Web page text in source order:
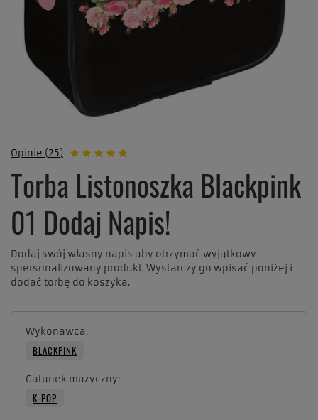
Opinie (25)
Torba Listonoszka Blackpink
01 Dodaj Napis!
Dodaj swój własny napis aby otrzymać wyjątkowy
spersonalizowany produkt. Wystarczy go wpisać poniżej i
dodać torbę do koszyka.
Wykonawca
BLACKPINK
Gatunek muzyczny
K-POP